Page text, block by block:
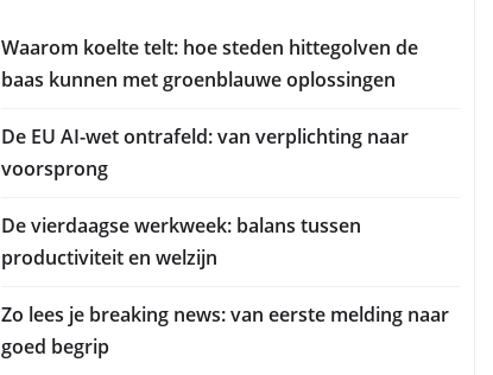
Waarom koelte telt: hoe steden hittegolven de
baas kunnen met groenblauwe oplossingen
De EU AI-wet ontrafeld: van verplichting naar
voorsprong
De vierdaagse werkweek: balans tussen
productiviteit en welzijn
Zo lees je breaking news: van eerste melding naar
goed begrip